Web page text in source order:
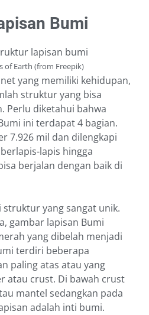
Bumi
of Earth (from Freepik)
yang memiliki kehidupan,
struktur yang bisa
Perlu diketahui bahwa
ini terdapat 4 bagian.
7.926 mil dan dilengkapi
lapis hingga
berjalan dengan baik di
yang sangat unik.
gambar lapisan Bumi
yang dibelah menjadi
terdiri beberapa
paling atas atau yang
atau crust. Di bawah crust
mantel sedangkan pada
adalah inti bumi.